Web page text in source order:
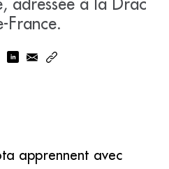
France.
apprennent avec